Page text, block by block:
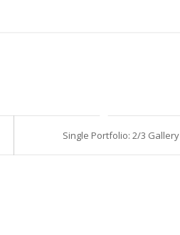
Single Portfolio: 2/3 Gallery